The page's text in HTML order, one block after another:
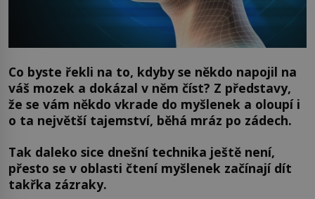
Co byste řekli na to, kdyby se někdo napojil na
váš mozek a dokázal v něm číst? Z představy,
že se vám někdo vkrade do myšlenek a oloupí i
o ta největší tajemství, běhá mráz po zádech.
Tak daleko sice dnešní technika ještě není,
přesto se v oblasti čtení myšlenek začínají dít
takřka zázraky.